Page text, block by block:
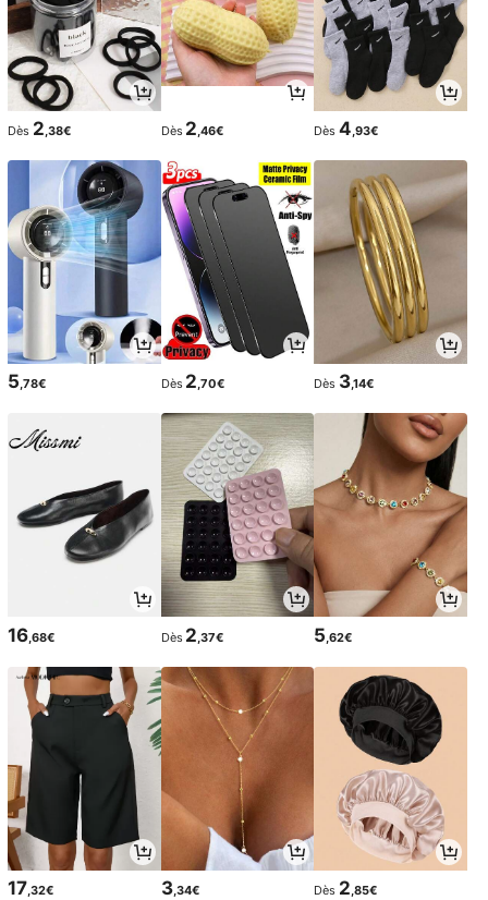
Dès 2,38€ Dès 2,46€ Dès 4,93€
5,78€ Dès 2,70€ Dès 3,14€
16 ,68€ Dès 2 ,37€ 5 ,62€
17 ,32€ 3,34€ Dès 2 ,85€